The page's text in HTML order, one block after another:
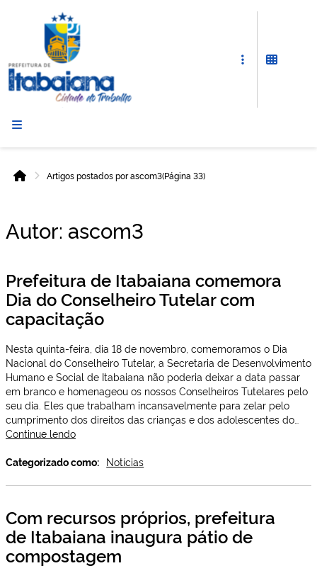
InícioArtigos postados por ascom3(Página 33)
Autor: ascom3
Prefeitura de Itabaiana comemora
Dia do Conselheiro Tutelar com
capacitação
Nesta quinta-feira, dia 18 de novembro, comemoramos o Dia
Nacional do Conselheiro Tutelar, a Secretaria de Desenvolvimento
Humano e Social de Itabaiana não poderia deixar a data passar
em branco e homenageou os nossos Conselheiros Tutelares pelo
seu dia. Eles que trabalham incansavelmente para zelar pelo
cumprimento dos direitos das crianças e dos adolescentes do…
Continue lendoPrefeitura
Itabaiana
Dia
Conselheiro
Tutelar
com
capacitação
Categorizado como: Notícias
Com recursos próprios, prefeitura
de Itabaiana inaugura pátio de
compostagem